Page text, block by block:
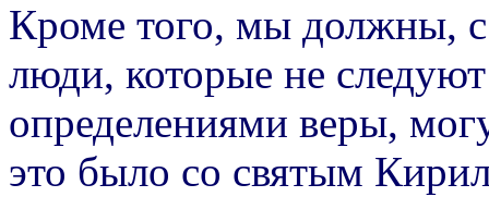
Кроме того, мы должны,
люди, которые не
определениями веры,
это было со святым